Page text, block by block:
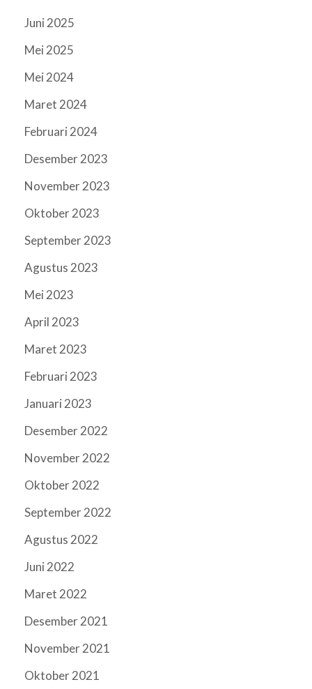
Juni 2025
Mei 2025
Mei 2024
Maret 2024
Februari 2024
Desember 2023
November 2023
Oktober 2023
September 2023
Agustus 2023
Mei 2023
April 2023
Maret 2023
Februari 2023
Januari 2023
Desember 2022
November 2022
Oktober 2022
September 2022
Agustus 2022
Juni 2022
Maret 2022
Desember 2021
November 2021
Oktober 2021